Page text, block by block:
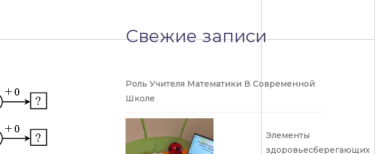
Элементы
здоровьесберегающих
Свежие записи
Роль Учителя Математики В Современной
Школе